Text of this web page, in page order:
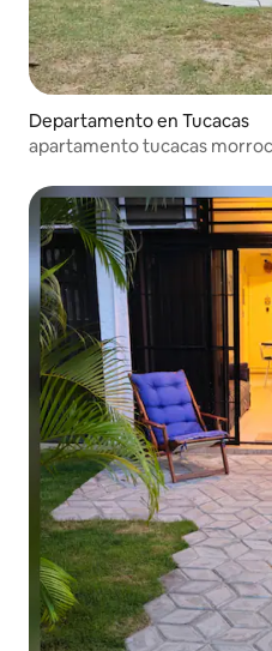
Departamento en Tucacas
apartamento tucacas